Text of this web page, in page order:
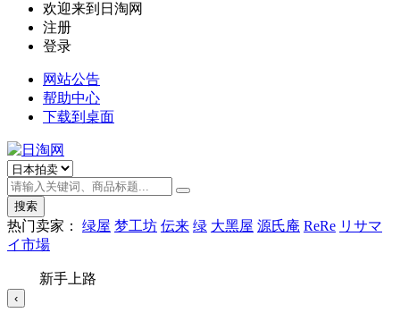
欢迎来到日淘网
注册
登录
网站公告
帮助中心
下载到桌面
搜索
热门卖家： 绿屋 梦工坊 伝来 绿 大黑屋 源氏庵 ReRe リサマ
イ市場
新手上路
‹